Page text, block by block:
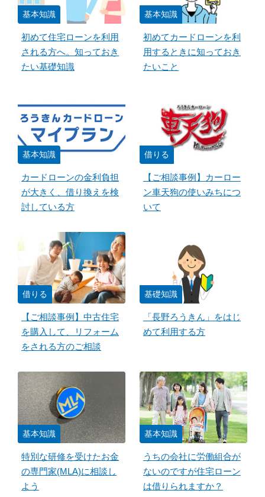
基本知識
初めて住宅ローンを利用
される方へ。知っておき
たい基礎知識
基本知識
初めてカードローンを利
用するときに知っておき
たいこと
基本知識
カードローンの金利負担
が大きく、借り換えを検
討している方
借りる
【ご相談事例】カーロー
ン車天狗の使いみちにつ
いて
借りる
【ご相談事例】中古住宅
を購入して、リフォーム
をされる方のご相談
基礎知識
「長野ろうきん」をはじ
めて利用する方
基本知識
特別な研修を受けたお金
の専門家(MLA)に相談し
よう
基本知識
うちの会社に労働組合が
ないのですが住宅ローン
は借りられますか？